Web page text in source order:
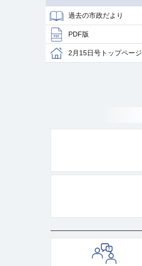
過去の市政だより
PDF版
2月15日号トップページ